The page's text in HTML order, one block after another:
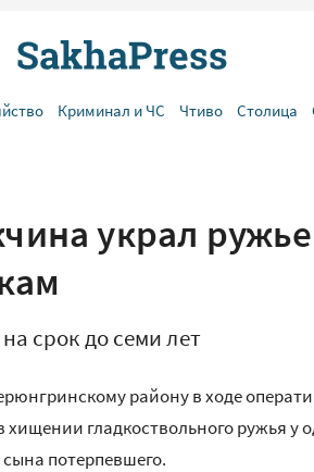
Криминал и ЧС Чтиво Столица
украл
срок до семи лет
району в ходе
гладкоствольного ружья у
потерпевшего.